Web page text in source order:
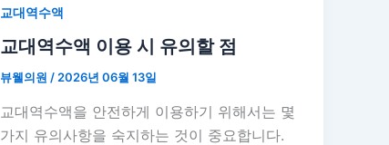
교대역수액
교대역수액 이용 시 유의할 점
뷰웰의원/2026년 06월 13일
교대역수액을 안전하게 이용하기 위해서는 몇
가지 유의사항을 숙지하는 것이 중요합니다.